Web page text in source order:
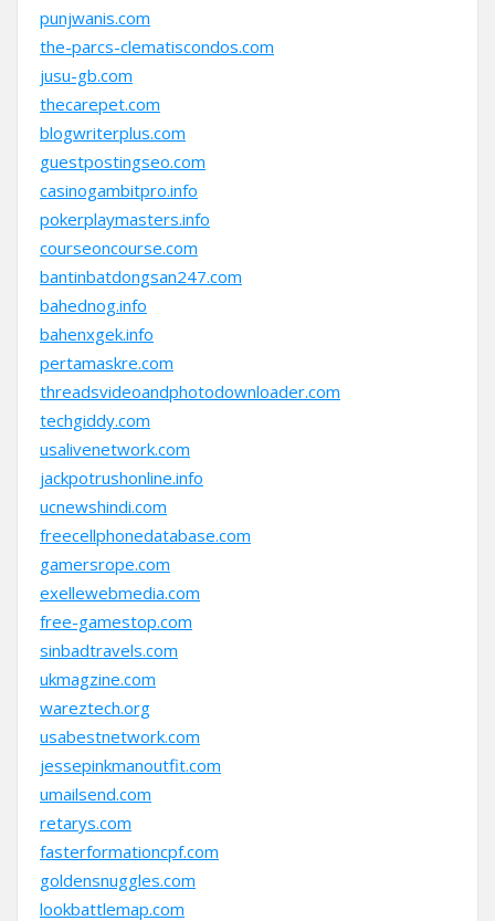
punjwanis.com
the-parcs-clematiscondos.com
jusu-gb.com
thecarepet.com
blogwriterplus.com
guestpostingseo.com
casinogambitpro.info
pokerplaymasters.info
courseoncourse.com
bantinbatdongsan247.com
bahednog.info
bahenxgek.info
pertamaskre.com
threadsvideoandphotodownloader.com
techgiddy.com
usalivenetwork.com
jackpotrushonline.info
ucnewshindi.com
freecellphonedatabase.com
gamersrope.com
exellewebmedia.com
free-gamestop.com
sinbadtravels.com
ukmagzine.com
wareztech.org
usabestnetwork.com
jessepinkmanoutfit.com
umailsend.com
retarys.com
fasterformationcpf.com
goldensnuggles.com
lookbattlemap.com